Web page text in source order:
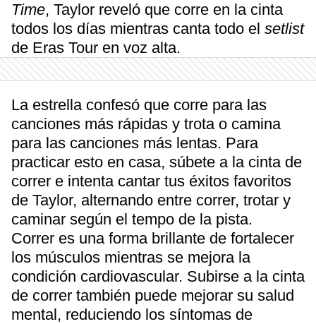
Time, Taylor reveló que corre en la cinta
todos los días mientras canta todo el setlist
de Eras Tour en voz alta.
La estrella confesó que corre para las
canciones más rápidas y trota o camina
para las canciones más lentas. Para
practicar esto en casa, súbete a la cinta de
correr e intenta cantar tus éxitos favoritos
de Taylor, alternando entre correr, trotar y
caminar según el tempo de la pista.
Correr es una forma brillante de fortalecer
los músculos mientras se mejora la
condición cardiovascular. Subirse a la cinta
de correr también puede mejorar su salud
mental, reduciendo los síntomas de